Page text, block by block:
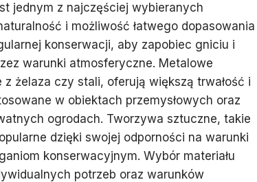
jednym z najczęściej wybieranych
i możliwość łatwego dopasowania
konserwacji, aby zapobiec gniciu i
warunki atmosferyczne. Metalowe
żelaza czy stali, oferują większą trwałość i
w obiektach przemysłowych oraz
ogrodach. Tworzywa sztuczne, takie
dzięki swojej odporności na warunki
konserwacyjnym. Wybór materiału
potrzeb oraz warunków